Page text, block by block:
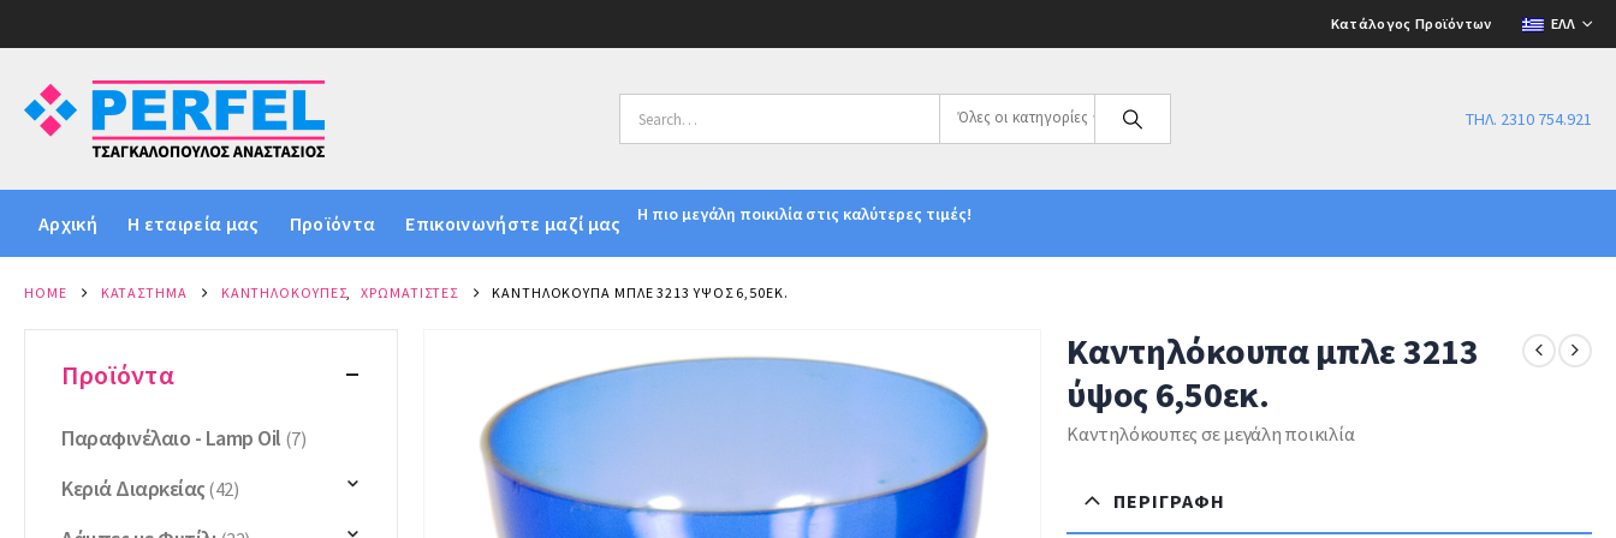
Κατάλογος Προϊόντων ΕΛΛ
Όλες οι κατηγορίες ΤΗΛ. 2310 754.921
Αρχική Η εταιρεία μας Προϊόντα Επικοινωνήστε μαζί μας Η πιο μεγάλη ποικιλία στις καλύτερες τιμές!
HOME ΚΑΤΆΣΤΗΜΑ ΚΑΝΤΗΛΌΚΟΥΠΕΣ, ΧΡΩΜΑΤΙΣΤΈΣ ΚΑΝΤΗΛΌΚΟΥΠΑ ΜΠΛΕ 3213 ΎΨΟΣ 6,50ΕΚ.
Καντηλόκουπα μπλε 3213
ύψος 6,50εκ.
Καντηλόκουπες σε μεγάλη ποικιλία
ΠΕΡΙΓΡΑΦΉ
Προϊόντα
Παραφινέλαιο - Lamp Oil (7)
Κεριά Διαρκείας (42)